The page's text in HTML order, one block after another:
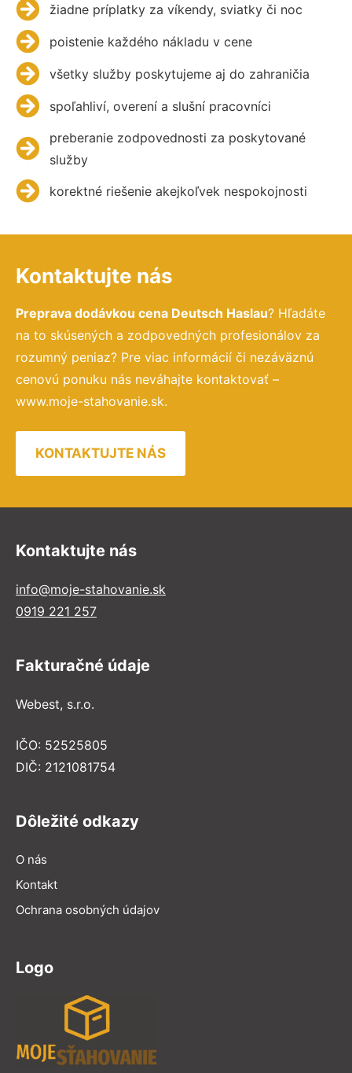
žiadne príplatky za víkendy, sviatky či noc
poistenie každého nákladu v cene
všetky služby poskytujeme aj do zahraničia
spoľahliví, overení a slušní pracovníci
preberanie zodpovednosti za poskytované
služby
korektné riešenie akejkoľvek nespokojnosti
Kontaktujte nás
Preprava dodávkou cena Deutsch Haslau? Hľadáte
na to skúsených a zodpovedných profesionálov za
rozumný peniaz? Pre viac informácií či nezáväznú
cenovú ponuku nás neváhajte kontaktovať –
www.moje-stahovanie.sk.
KONTAKTUJTE NÁS
Kontaktujte nás
info@moje-stahovanie.sk
0919 221 257
Fakturačné údaje
Webest, s.r.o.
IČO: 52525805
DIČ: 2121081754
Dôležité odkazy
O nás
Kontakt
Ochrana osobných údajov
Logo